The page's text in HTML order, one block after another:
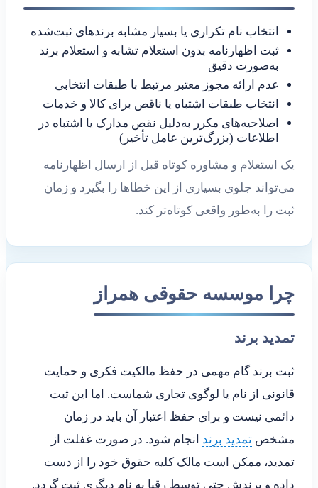
انتخاب نام تکراری یا بسیار مشابه برندهای ثبت‌شده
ثبت اظهارنامه بدون استعلام تشابه و استعلام برند
به‌صورت دقیق
عدم ارائه مجوز معتبر مرتبط با طبقات انتخابی
انتخاب طبقات اشتباه یا ناقص برای کالا و خدمات
اصلاحیه‌های مکرر به‌دلیل نقص مدارک یا اشتباه در
اطلاعات (بزرگ‌ترین عامل تأخیر)
یک استعلام و مشاوره کوتاه قبل از ارسال اظهارنامه
می‌تواند جلوی بسیاری از این خطاها را بگیرد و زمان
ثبت را به‌طور واقعی کوتاه‌تر کند.
چرا موسسه حقوقی همراز
تمدید برند
ثبت برند گام مهمی در حفظ مالکیت فکری و حمایت
قانونی از نام یا لوگوی تجاری شماست. اما این ثبت
دائمی نیست و برای حفظ اعتبار آن باید در زمان
مشخص تمدید برند انجام شود. در صورت غفلت از
تمدید، ممکن است مالک کلیه حقوق خود را از دست
داده و برندش حتی توسط رقبا به نام دیگری ثبت گردد.